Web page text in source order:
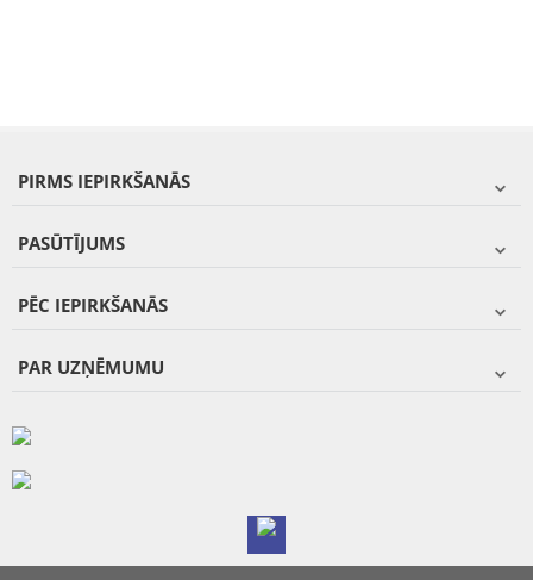
PIRMS IEPIRKŠANĀS
PASŪTĪJUMS
PĒC IEPIRKŠANĀS
PAR UZŅĒMUMU